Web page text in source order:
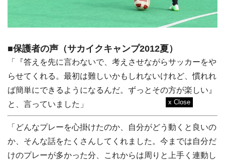
■保護者の声（サカイクキャンプ2012夏）
「『答えを先に言わないで、考えさせながらサッカーをや
らせてくれる。最初は難しいかもしれないけれど、慣れれ
ば簡単にできるようになるんだ。ずっとその方が楽しい』
と、言っていました」
「どんなプレーを心掛けたのか、自分がどう動くと良いの
か、そんな話をたくさんしてくれました。今までは自分だ
けのプレーが多かった分、これからは周りと上手く連動し